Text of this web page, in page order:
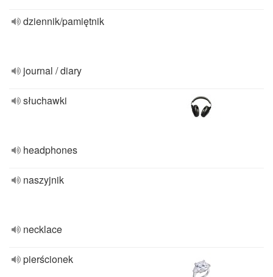
dziennik/pamiętnik
journal / diary
słuchawki
headphones
naszyjnik
necklace
pierścionek